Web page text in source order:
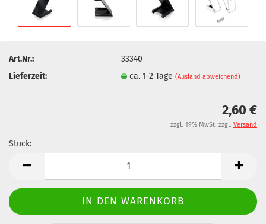
Art.Nr.:
33340
Lieferzeit:
ca. 1-2 Tage(Ausland abweichend)
2,60 €
zzgl. 19% MwSt. zzgl. Versand
Stück: